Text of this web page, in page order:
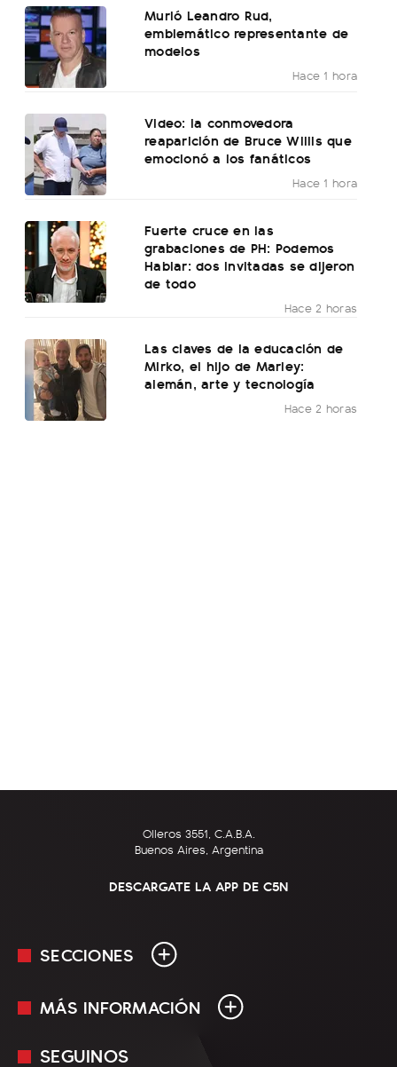
Murió Leandro Rud,
emblemático representante de
modelos
Hace 1 hora
Video: la conmovedora
reaparición de Bruce Willis que
emocionó a los fanáticos
Hace 1 hora
Fuerte cruce en las
grabaciones de PH: Podemos
Hablar: dos invitadas se dijeron
de todo
Hace 2 horas
Las claves de la educación de
Mirko, el hijo de Marley:
alemán, arte y tecnología
Hace 2 horas
Olleros 3551, C.A.B.A.
Buenos Aires, Argentina
DESCARGATE LA APP DE C5N
SECCIONES
En Vivo
MÁS INFORMACIÓN
Mediakit
SEGUINOS